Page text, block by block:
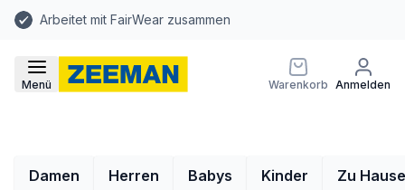
Arbeitet mit FairWear zusammen
Menü Warenkorb Anmelden
Damen Herren Babys Kinder Zu Hause